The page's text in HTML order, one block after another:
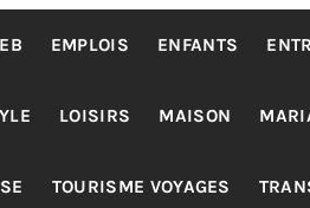
EMPLOIS ENFANTS
LOISIRS MAISON
TOURISME VOYAGES